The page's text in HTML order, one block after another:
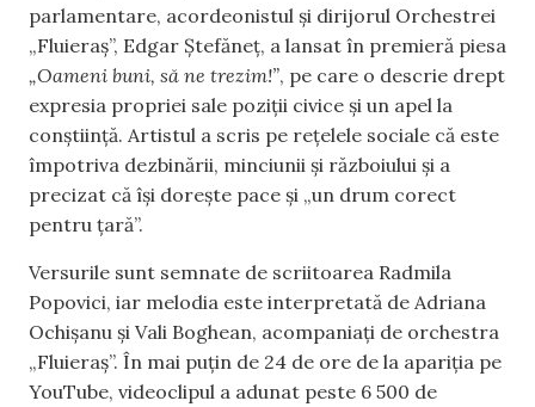
parlamentare, acordeonistul și dirijorul Orchestrei
„Fluieraș”, Edgar Ștefăneț, a lansat în premieră piesa
„Oameni buni, să ne trezim!”, pe care o descrie drept
expresia propriei sale poziții civice și un apel la
conștiință. Artistul a scris pe rețelele sociale că este
împotriva dezbinării, minciunii și războiului și a
precizat că își dorește pace și „un drum corect
pentru țară”.
Versurile sunt semnate de scriitoarea Radmila
Popovici, iar melodia este interpretată de Adriana
Ochișanu și Vali Boghean, acompaniați de orchestra
„Fluieraș”. În mai puțin de 24 de ore de la apariția pe
YouTube, videoclipul a adunat peste 6 500 de